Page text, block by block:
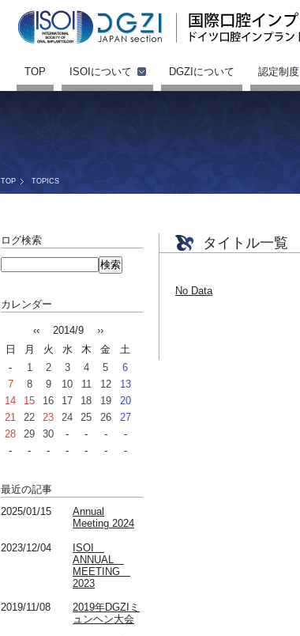
TOP ISOIについて DGZIについて 認定制度
TOP TOPICS
タイトル一覧
No Data
ログ検索
カレンダー
‹‹2014/9 ››
日
月 火 水 木 金
土
-
1 2 3 4 5
6
7
8 9 10 11 12
13
14
15 16 17 18 19
20
21
22 23 24 25 26
27
28
29 30 - - -
-
-
- - - - - -
最近の記事
2025/01/15
Annual
Meeting 2024
2023/12/04
ISOI
ANNUAL
MEETING
2023
2019/11/08
2019年DGZIミ
ュンヘン大会